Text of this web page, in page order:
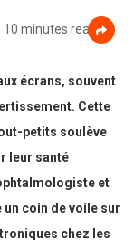
10 minutes read
écrans, souvent
Cette
petits soulève
leur santé
et
un coin de voile sur
chez les